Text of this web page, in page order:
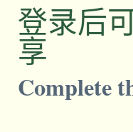
登录后
享
Complete